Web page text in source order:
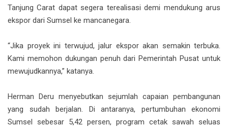
Tanjung Carat dapat segera terealisasi demi mendukung arus
ekspor dari Sumsel ke mancanegara.
“Jika proyek ini terwujud, jalur ekspor akan semakin terbuka.
Kami memohon dukungan penuh dari Pemerintah Pusat untuk
mewujudkannya,” katanya.
Herman Deru menyebutkan sejumlah capaian pembangunan
yang sudah berjalan. Di antaranya, pertumbuhan ekonomi
Sumsel sebesar 5,42 persen, program cetak sawah seluas